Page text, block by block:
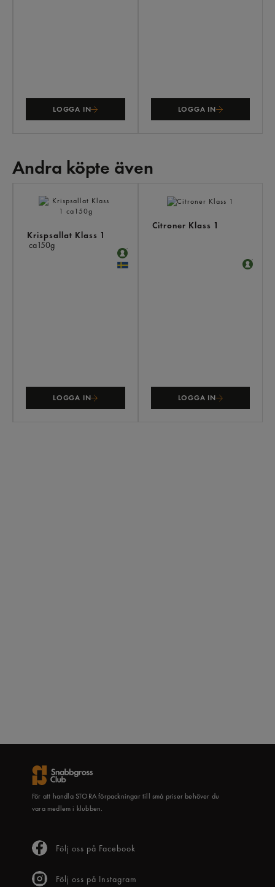
LOGGA IN LOGGA IN
Andra köpte även
Krispsallat Klass 1
ca150g
LOGGA IN
Citroner Klass 1
LOGGA IN
För att handla STORA förpackningar till små priser behöver du
vara medlem i klubben.
Följ oss på Facebook
Följ oss på Instagram